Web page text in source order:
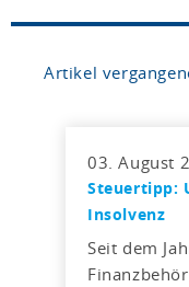
Artikel
03. August
Steuertipp:
Insolvenz
Seit dem